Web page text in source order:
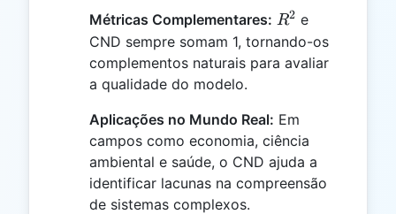
Métricas Complementares: R^2
R2 e
CND sempre somam 1, tornando-os
complementos naturais para avaliar
a qualidade do modelo.
Aplicações no Mundo Real: Em
campos como economia, ciência
ambiental e saúde, o CND ajuda a
identificar lacunas na compreensão
de sistemas complexos.